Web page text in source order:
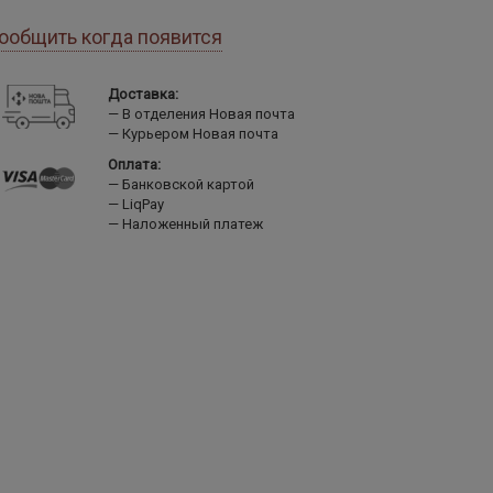
когда появится
Доставка:
В отделения Новая почта
Курьером Новая почта
Оплата:
Банковской картой
LiqPay
Наложенный платеж